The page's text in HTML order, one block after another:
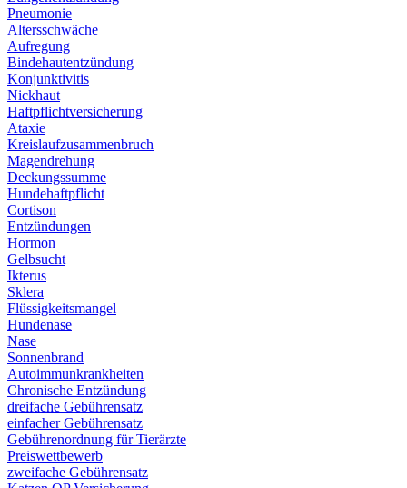
Pneumonie
Altersschwäche
Aufregung
Bindehautentzündung
Konjunktivitis
Nickhaut
Haftpflichtversicherung
Ataxie
Kreislaufzusammenbruch
Magendrehung
Deckungssumme
Hundehaftpflicht
Cortison
Entzündungen
Hormon
Gelbsucht
Ikterus
Sklera
Flüssigkeitsmangel
Hundenase
Nase
Sonnenbrand
Autoimmunkrankheiten
Chronische Entzündung
dreifache Gebührensatz
einfacher Gebührensatz
Gebührenordnung für Tierärzte
Preiswettbewerb
zweifache Gebührensatz